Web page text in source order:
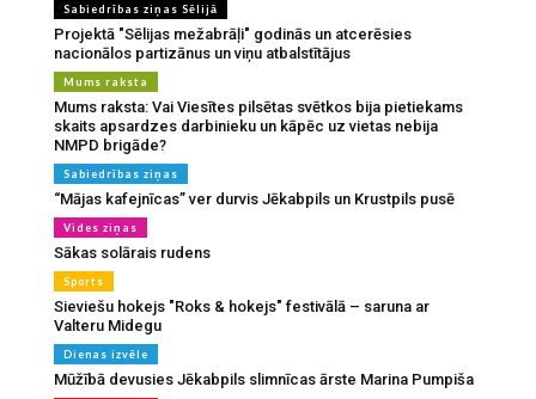
Sabiedrības ziņas Sēlijā
Projektā "Sēlijas mežabrāļi" godinās un atcerēsies
nacionālos partizānus un viņu atbalstītājus
Mums raksta
Mums raksta: Vai Viesītes pilsētas svētkos bija pietiekams
skaits apsardzes darbinieku un kāpēc uz vietas nebija
NMPD brigāde?
Sabiedrības ziņas
“Mājas kafejnīcas” ver durvis Jēkabpils un Krustpils pusē
Vides ziņas
Sākas solārais rudens
Sports
Sieviešu hokejs "Roks & hokejs" festivālā – saruna ar
Valteru Midegu
Dienas izvēle
Mūžībā devusies Jēkabpils slimnīcas ārste Marina Pumpiša